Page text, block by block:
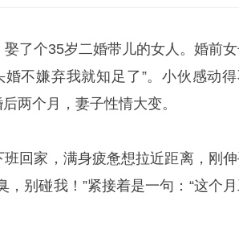
了个35岁二婚带儿的女人。婚前
不嫌弃我就知足了”。小伙感动
两个月，妻子性情大变。
回家，满身疲惫想拉近距离，刚
别碰我！”紧接着是一句：“这个